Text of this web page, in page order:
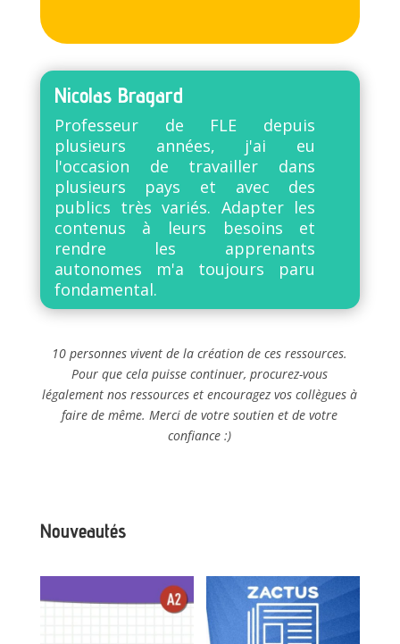
Nicolas Bragard
Professeur de FLE depuis
plusieurs années, j'ai eu
l'occasion de travailler dans
plusieurs pays et avec des
publics très variés. Adapter les
contenus à leurs besoins et
rendre les apprenants
autonomes m'a toujours paru
fondamental.
10 personnes vivent de la création de ces ressources.
Pour que cela puisse continuer, procurez-vous
légalement nos ressources et encouragez vos collègues à
faire de même. Merci de votre soutien et de votre
confiance :)
Nouveautés